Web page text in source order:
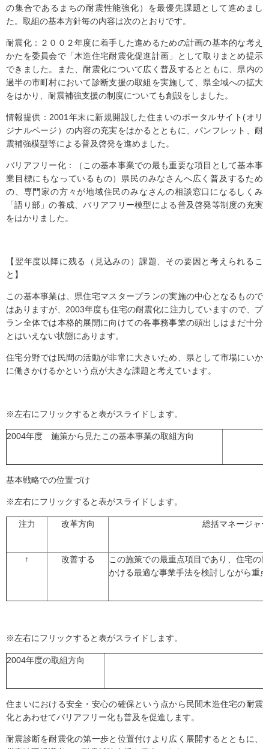
の集合であるまちの耐震性能強化）を最優先課題として進めまし
た。取組の基本方針毎の内容は次のとおりです。
耐震化：２００２年度に着手した進めるための計画の基本的な考え
かたを委員会で「木造住宅耐震化促進計画」として取りまとめ提示
できました。また、耐震化について広く普及するとともに、県内の
過半の市町村において診断支援の取組を実施して、県全域への拡大
をはかり、耐震補強支援の制度についても創設をしました。
情報提供：2001年末に新規開設した住まいのポータルサイト(オリ
ジナルページ）の内容の充実をはかるとともに、パンフレット、耐
震補強模型等による普及啓発を進めました。
バリアフリー化：（この基本事業での最も重要な項目として基本事
業目標にもなっているもの）県民のみなさんへ広く普及するため
の、専門家の方々が地域住民のみなさんの相談窓口になるしくみ
「語り部」の養成、バリアフリー模型による普及啓発等制度の充実
をはかりました。
【翌年度以降に残る（見込みの）課題、その要因と考えられるこ
と】
この基本事業は、県住宅マスタープランの実施の中心となるもので
はありますが、2003年度も住宅の耐震化に注力していますので、プ
ラン全体では本格的展開に向けての各事務事業の頭出しはまだ十分
とはいえない状態にあります。
住宅分野では民間の活動が非常に大きいため、県として市場にいか
に働きかけるかという点が大きな課題と考えています。
※左右にフリックすると表がスライドします。
2004年度 施策から見たこの基本事業の取組方向
基本戦略での位置づけ
※左右にフリックすると表がスライドします。
注力 改革方向 総括マネージャ
↑ 改善する
この施策での最重点項目であり、住宅の
かける最適な事業手法を検討しながら重
※左右にフリックすると表がスライドします。
2004年度の取組方向
住まいにおける安全・安心の確保という点から民間木造住宅の耐震
化とあわせてバリアフリー化も普及を促進します。
耐震診断を耐震化の第一歩と位置付けより広く展開するとともに、